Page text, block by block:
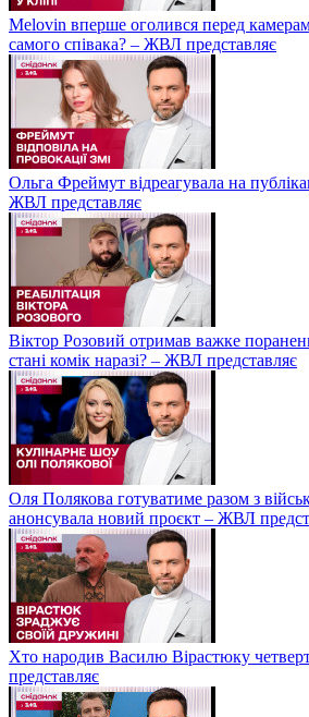
Melovin вперше оголився перед
самого співака? – ЖВЛ представляє
Ольга Фреймут відреагувала на
ЖВЛ представляє
Віктор Розовий отримав важке
стані комік наразі? – ЖВЛ представляє
Оля Полякова готуватиме разом з
анонсувала новий проєкт – ЖВЛ
Хто народив Василю Вірастюку
представляє